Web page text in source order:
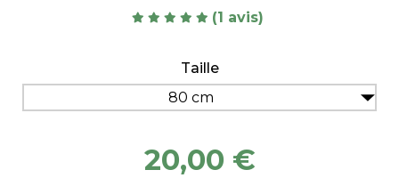
(1 avis)
Taille
80 cm
20,00 €